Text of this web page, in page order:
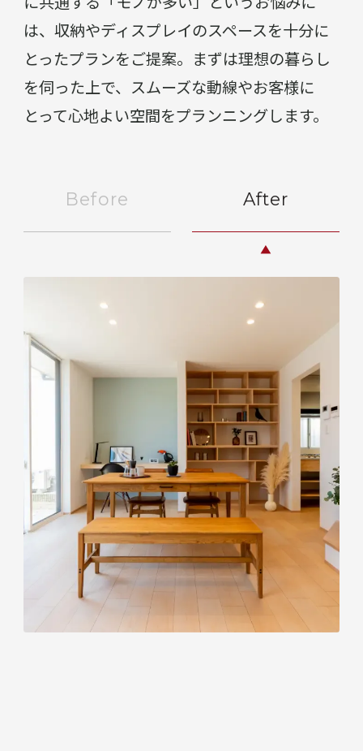
は、収納やディスプレイのスペースを十分に
とったプランをご提案。まずは理想の暮らし
を伺った上で、スムーズな動線やお客様に
とって心地よい空間をプランニングします。
Before After